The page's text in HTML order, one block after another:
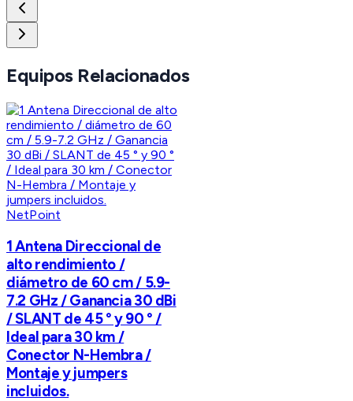
Equipos Relacionados
NetPoint
1 Antena Direccional de
alto rendimiento /
diámetro de 60 cm / 5.9-
7.2 GHz / Ganancia 30 dBi
/ SLANT de 45 ° y 90 ° /
Ideal para 30 km /
Conector N-Hembra /
Montaje y jumpers
incluidos.